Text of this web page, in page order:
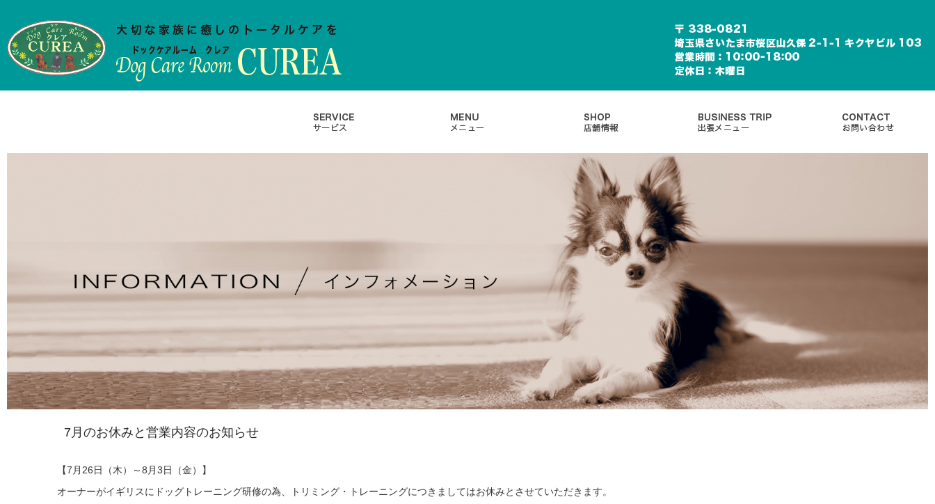
7月のお休みと営業内容のお知らせ
【7月26日（木）～8月3日（金）】
オーナーがイギリスにドッグトレーニング研修の為、トリミング・トレーニングにつきましてはお休みとさせていただきます。